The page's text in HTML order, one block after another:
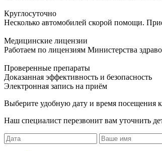
Круглосуточно
Несколько автомобилей скорой помощи.
Медицинские лицензии
Работаем по лицензиям Министерства
Проверенные препараты
Доказанная эффективность и безопасность
Электронная запись на приём
Выберите удобную дату и время посещения
Наш специалист перезвонит вам уточнить